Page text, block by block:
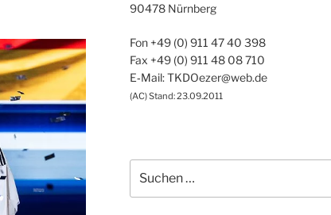
90478 Nürn­berg
Fon +49 (0) 911 47 40 398
Fax +49 (0) 911 48 08 710
E‑Mail: TKDOezer@web.de
(AC) Stand: 23.09.2011
nach: